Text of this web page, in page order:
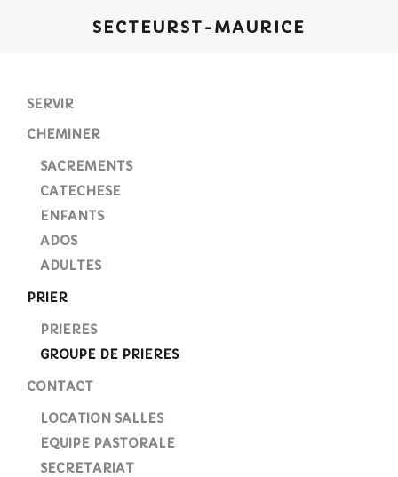
SECTEURST-MAURICE
SERVIR
CHEMINER
SACREMENTS
CATECHESE
ENFANTS
ADOS
ADULTES
PRIER
PRIERES
GROUPE DE PRIERES
CONTACT
LOCATION SALLES
EQUIPE PASTORALE
SECRETARIAT